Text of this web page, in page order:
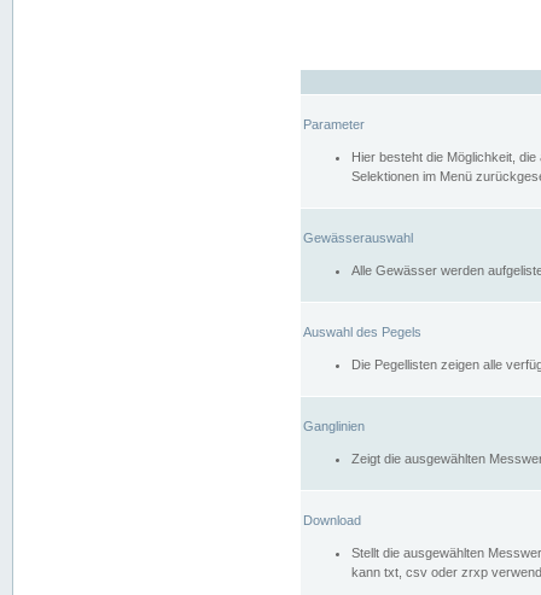
Parameter
Hier besteht die Möglichkeit,
Selektionen im Menü
Gewässerauswahl
Alle Gewässer werden
Auswahl des Pegels
Die Pegellisten zeigen alle
Ganglinien
Zeigt die ausgewählten
Download
Stellt die ausgewählten
kann txt, csv oder zrxp